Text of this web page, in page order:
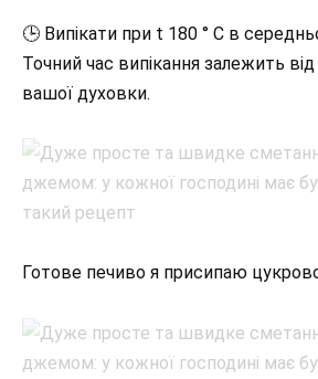
🕒 Випікати при t 180 ° C в
Точний час випікання залежить
вашої духовки.
Готове печиво я присипаю